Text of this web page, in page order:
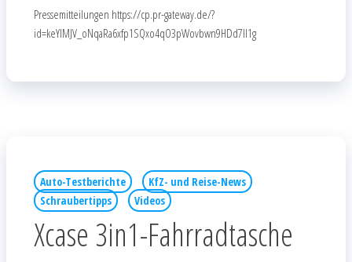
Pressemitteilungen https://cp.pr-gateway.de/?
id=keYlMJV_oNqaRa6xfp1SQxo4qO3pWovbwn9HDd7Il1g
Auto-Testberichte
KfZ- und Reise-News
Schraubertipps
Videos
Xcase 3in1-Fahrradtasche